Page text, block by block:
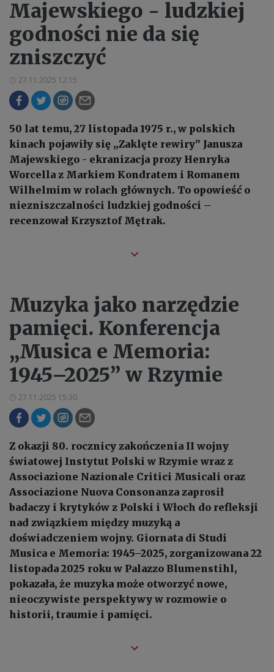
Majewskiego - ludzkiej
godności nie da się
zniszczyć
27.11.2025 12:15
50 lat temu, 27 listopada 1975 r., w polskich
kinach pojawiły się „Zaklęte rewiry” Janusza
Majewskiego - ekranizacja prozy Henryka
Worcella z Markiem Kondratem i Romanem
Wilhelmim w rolach głównych. To opowieść o
niezniszczalności ludzkiej godności –
recenzował Krzysztof Mętrak.
Muzyka jako narzędzie
pamięci. Konferencja
„Musica e Memoria:
1945–2025” w Rzymie
27.11.2025 15:30
Z okazji 80. rocznicy zakończenia II wojny
światowej Instytut Polski w Rzymie wraz z
Associazione Nazionale Critici Musicali oraz
Associazione Nuova Consonanza zaprosił
badaczy i krytyków z Polski i Włoch do refleksji
nad związkiem między muzyką a
doświadczeniem wojny. Giornata di Studi
Musica e Memoria: 1945–2025, zorganizowana 22
listopada 2025 roku w Palazzo Blumenstihl,
pokazała, że muzyka może otworzyć nowe,
nieoczywiste perspektywy w rozmowie o
historii, traumie i pamięci.